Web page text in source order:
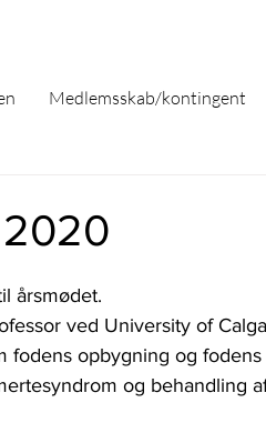
Medlemsskab/kontingent
årsmødet.
ved University of
fodens opbygning og
og behandling